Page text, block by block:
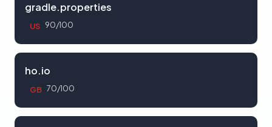
gradle.properties
US 90/100
ho.io
GB 70/100